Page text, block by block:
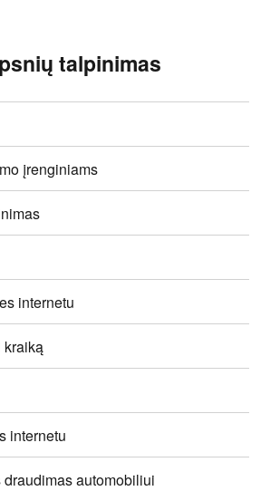
talpinimas
įrenginiams
internetu
kraiką
internetu
automobiliui